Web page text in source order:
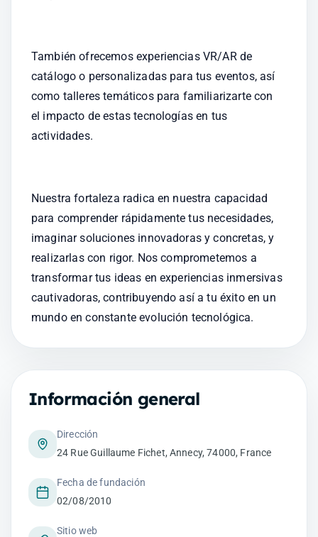
También ofrecemos experiencias VR/AR de
catálogo o personalizadas para tus eventos, así
como talleres temáticos para familiarizarte con
el impacto de estas tecnologías en tus
actividades.
Nuestra fortaleza radica en nuestra capacidad
para comprender rápidamente tus necesidades,
imaginar soluciones innovadoras y concretas, y
realizarlas con rigor. Nos comprometemos a
transformar tus ideas en experiencias inmersivas
cautivadoras, contribuyendo así a tu éxito en un
mundo en constante evolución tecnológica.
Información general
Dirección
24 Rue Guillaume Fichet, Annecy, 74000, France
Fecha de fundación
02/08/2010
Sitio web